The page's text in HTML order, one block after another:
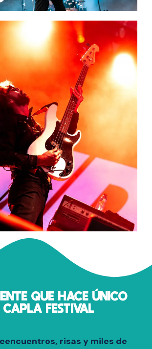
QUE HACE ÚNICO
CAPLA FESTIVAL
risas y miles de